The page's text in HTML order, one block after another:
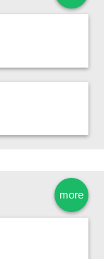
more